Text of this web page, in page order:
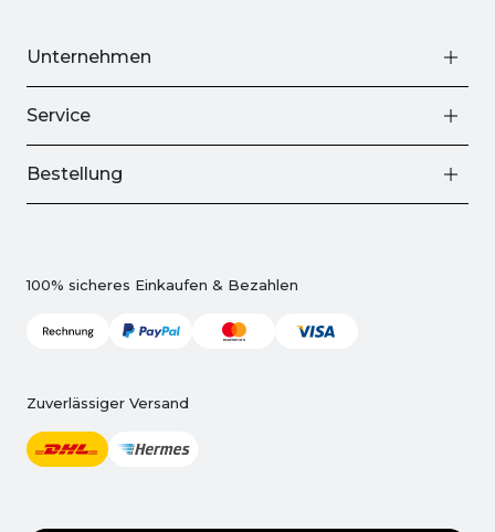
Unternehmen
Service
Bestellung
100% sicheres Einkaufen & Bezahlen
Zuverlässiger Versand